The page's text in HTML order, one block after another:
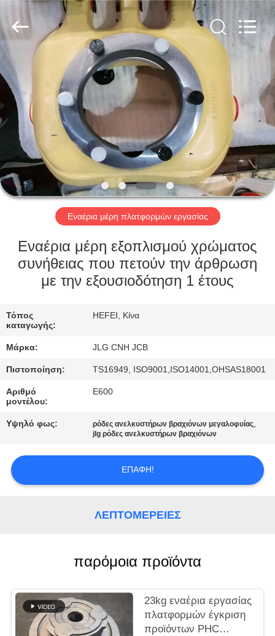
ΣΠΊΤΙ
ΠΡΟΪΌΝΤΑ
ΠΕΡΊΠΟΥ
ΕΜΕΊΣ
ΓΎΡΟΣ
ΕΡΓΟΣΤΑΣΊΩΝ
ΠΟΙΟΤΙΚΌΣ
ΈΛΕΓΧΟΣ
ΜΑΣ
ΕΛΆΤΕ
ΕΠΑΦΉ
ΜΕ
ΖΗΤΉΣΤΕ
ΑΠΌΣΠΑΣΜΑ
SITEMAP
PRIVACY
POLICY
Forging
Factory.
All
Rights
Reserved.
Developed
by
ECER
Εναέρια μέρη πλατφορμών εργασίας
Εναέρια μέρη εξοπλισμού χρώματος
συνήθειας που πετούν την άρθρωση
με την εξουσιοδότηση 1 έτους
Τόπος
καταγωγής:
HEFEI, Κίνα
Μάρκα: JLG CNH JCB
Πιστοποίηση: TS16949, ISO9001,ISO14001,OHSAS18001
Αριθμό
μοντέλου:
E600
Υψηλό φως: ρόδες ανελκυστήρων βραχιόνων μεγαλοφυίας,
jlg ρόδες ανελκυστήρων βραχιόνων
ΕΠΑΦΉ!
ΛΕΠΤΟΜΈΡΕΙΕΣ
παρόμοια προϊόντα
23kg εναέρια εργασίας
πλατφορμών έγκριση
προϊόντων PHC